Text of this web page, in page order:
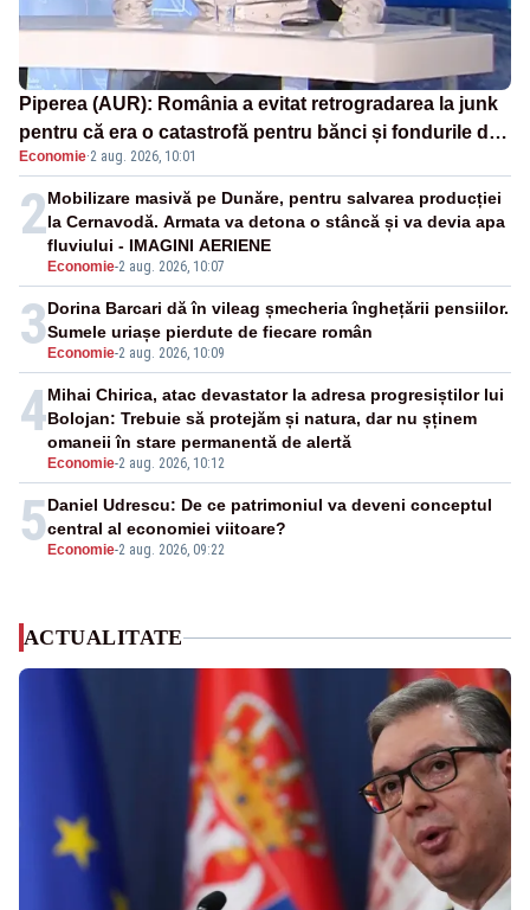
Piperea (AUR): România a evitat retrogradarea la junk
pentru că era o catastrofă pentru bănci și fondurile de
pensii
Economie·2 aug. 2026, 10:01
2
Economie-2 aug. 2026, 10:07
Mobilizare masivă pe Dunăre, pentru salvarea producției
la Cernavodă. Armata va detona o stâncă și va devia apa
fluviului - IMAGINI AERIENE
3 Economie-2 aug. 2026, 10:09
Dorina Barcari dă în vileag șmecheria înghețării pensiilor.
Sumele uriașe pierdute de fiecare român
4
Economie-2 aug. 2026, 10:12
Mihai Chirica, atac devastator la adresa progresiștilor lui
Bolojan: Trebuie să protejăm și natura, dar nu șținem
omaneii în stare permanentă de alertă
5 Economie-2 aug. 2026, 09:22
Daniel Udrescu: De ce patrimoniul va deveni conceptul
central al economiei viitoare?
ACTUALITATE